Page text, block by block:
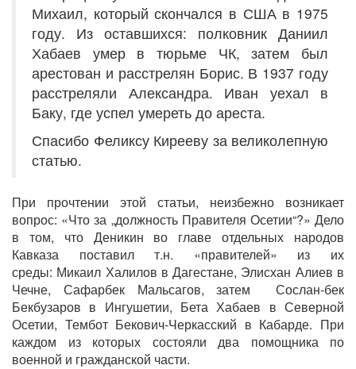
Михаил, который скончался в США в 1975
году. Из оставшихся: полковник Даниил
Хабаев умер в тюрьме ЧК, затем был
арестован и расстрелян Борис. В 1937 году
расстреляли Александра. Иван уехал в
Баку, где успел умереть до ареста.
Спасибо Феликсу Кирееву за великолепную
статью.
При прочтении этой статьи, неизбежно возникает
вопрос: «Что за „должность Правителя Осетии“?» Дело
в том, что Деникин во главе отдельных народов
Кавказа поставил т.н. «правителей» из их
среды: Микаил Халилов в Дагестане, Элисхан Алиев в
Чечне, Сафарбек Мальсагов, затем Сослан-бек
Бекбузаров в Ингушетии, Бета Хабаев в Северной
Осетии, Тембот Бекович-Черкасский в Кабарде. При
каждом из которых состояли два помощника по
военной и гражданской части.